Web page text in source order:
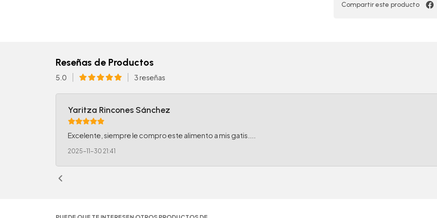
Compartir este producto
Reseñas de Productos
5.0 3 reseñas
Yaritza Rincones Sánchez
Excelente, siempre le compro este alimento a mis gatis....
2025-11-30 21:41